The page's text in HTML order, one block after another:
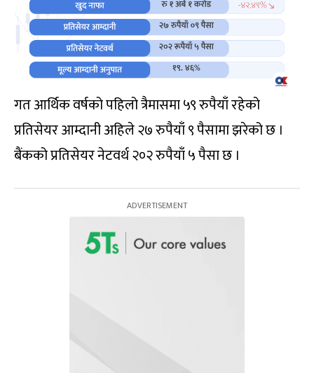
गत आर्थिक वर्षको पहिलो त्रैमासमा ५९ रुपैयाँ रहेको
प्रतिसेयर आम्दानी अहिले २७ रुपैयाँ ९ पैसामा झरेको छ ।
बैंकको प्रतिसेयर नेटवर्थ २०२ रुपैयाँ ५ पैसा छ ।